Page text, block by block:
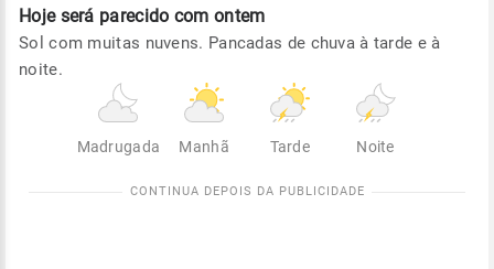
Hoje será parecido com ontem
Sol com muitas nuvens. Pancadas de chuva à tarde e à
noite.
Madrugada Manhã Tarde Noite